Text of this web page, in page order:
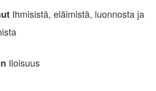
Ihmisistä, eläimistä, luonnosta ja
Iloisuus